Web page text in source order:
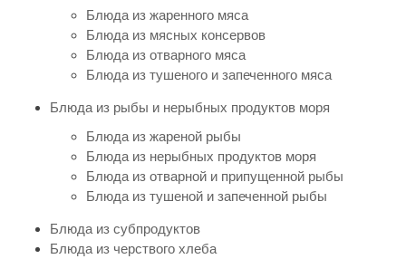
Блюда из жаренного мяса
Блюда из мясных консервов
Блюда из отварного мяса
Блюда из тушеного и запеченного мяса
Блюда из рыбы и нерыбных продуктов моря
Блюда из жареной рыбы
Блюда из нерыбных продуктов моря
Блюда из отварной и припущенной рыбы
Блюда из тушеной и запеченной рыбы
Блюда из субпродуктов
Блюда из черствого хлеба